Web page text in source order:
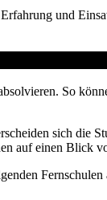
und
So
sich die
auf einen Blick
Fernschulen